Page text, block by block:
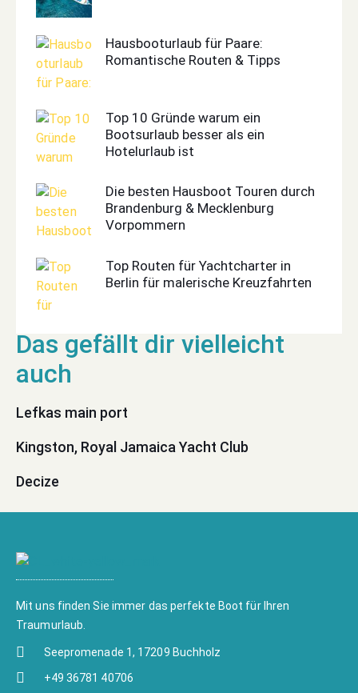
Hausbooturlaub für Paare:
Romantische Routen & Tipps
Top 10 Gründe warum ein
Bootsurlaub besser als ein
Hotelurlaub ist
Die besten Hausboot Touren durch
Brandenburg & Mecklenburg
Vorpommern
Top Routen für Yachtcharter in
Berlin für malerische Kreuzfahrten
Lefkas main port
Kingston, Royal Jamaica Yacht Club
Decize
Mit uns finden Sie immer das perfekte Boot für Ihren
Traumurlaub.
Seepromenade 1, 17209 Buchholz
+49 36781 40706